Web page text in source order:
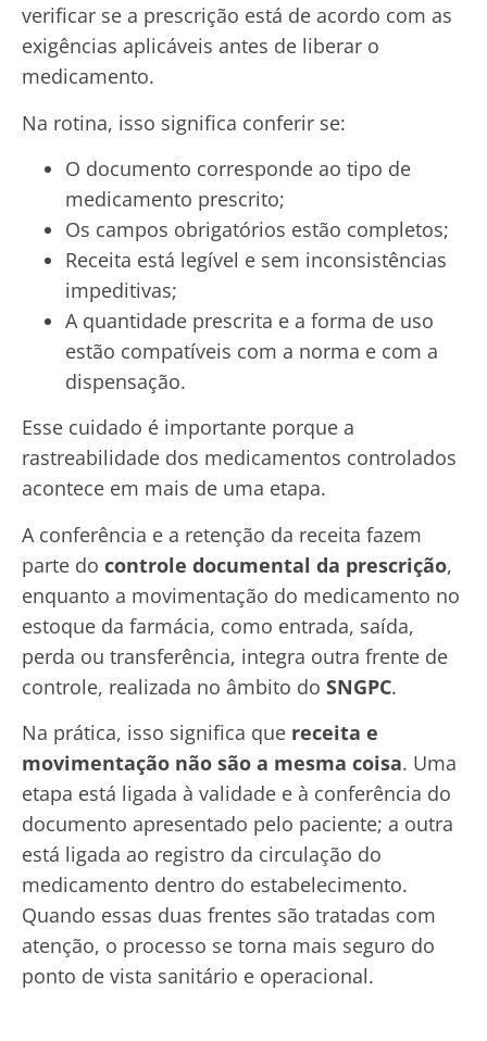
verificar se a prescrição está de acordo com as
exigências aplicáveis antes de liberar o
medicamento.
Na rotina, isso significa conferir se:
O documento corresponde ao tipo de
medicamento prescrito;
Os campos obrigatórios estão completos;
Receita está legível e sem inconsistências
impeditivas;
A quantidade prescrita e a forma de uso
estão compatíveis com a norma e com a
dispensação.
Esse cuidado é importante porque a
rastreabilidade dos medicamentos controlados
acontece em mais de uma etapa.
A conferência e a retenção da receita fazem
parte do controle documental da prescrição,
enquanto a movimentação do medicamento no
estoque da farmácia, como entrada, saída,
perda ou transferência, integra outra frente de
controle, realizada no âmbito do SNGPC.
Na prática, isso significa que receita e
movimentação não são a mesma coisa. Uma
etapa está ligada à validade e à conferência do
documento apresentado pelo paciente; a outra
está ligada ao registro da circulação do
medicamento dentro do estabelecimento.
Quando essas duas frentes são tratadas com
atenção, o processo se torna mais seguro do
ponto de vista sanitário e operacional.